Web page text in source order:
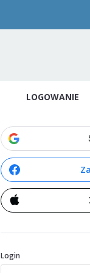
LOGOWANIE
Login